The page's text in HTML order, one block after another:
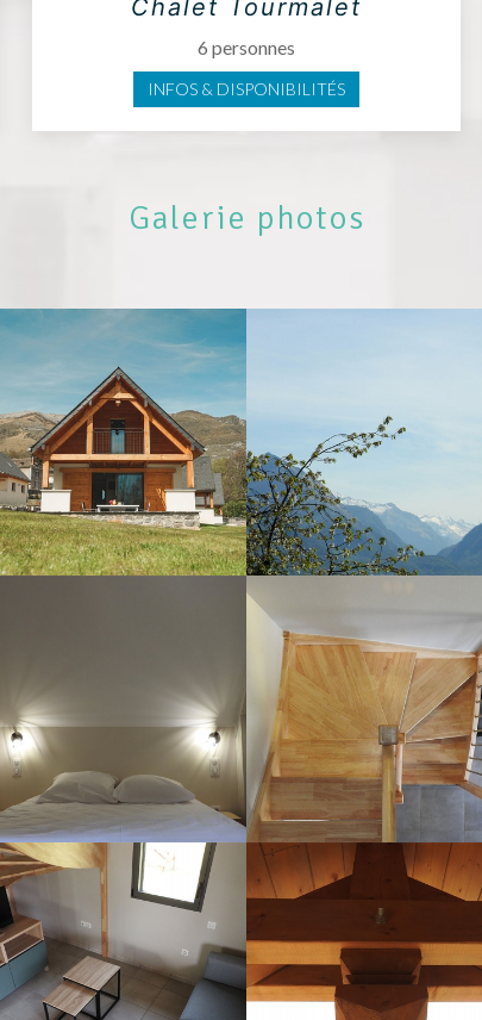
Chalet Tourmalet
6 personnes
INFOS & DISPONIBILITÉS
Galerie photos